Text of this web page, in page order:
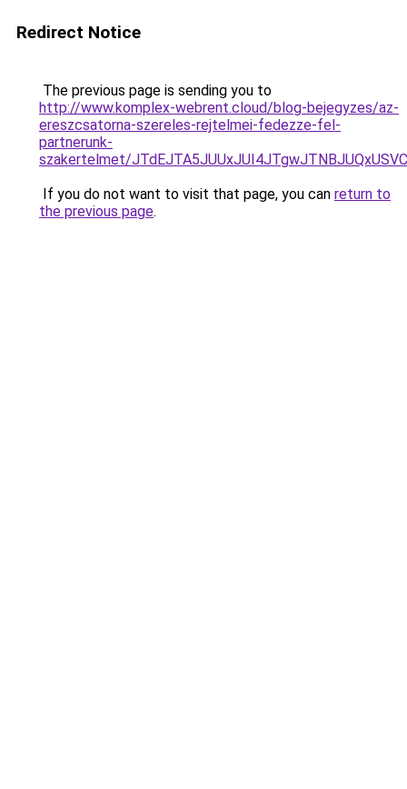
Redirect Notice
The previous page is sending you to
http://www.komplex-webrent.cloud/blog-bejegyzes/az-
ereszcsatorna-szereles-rejtelmei-fedezze-fel-
partnerunk-
szakertelmet/
If you do not want to visit that page, you can return to
the previous page.